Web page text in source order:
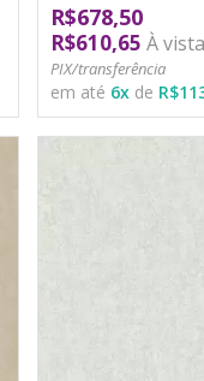
R$678,50
R$610,65 À vista
PIX/transferência
em até 6xde